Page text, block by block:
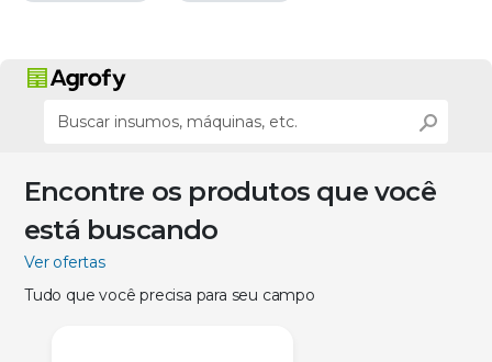
Encontre os produtos que você
está buscando
Ver ofertas
Tudo que você precisa para seu campo